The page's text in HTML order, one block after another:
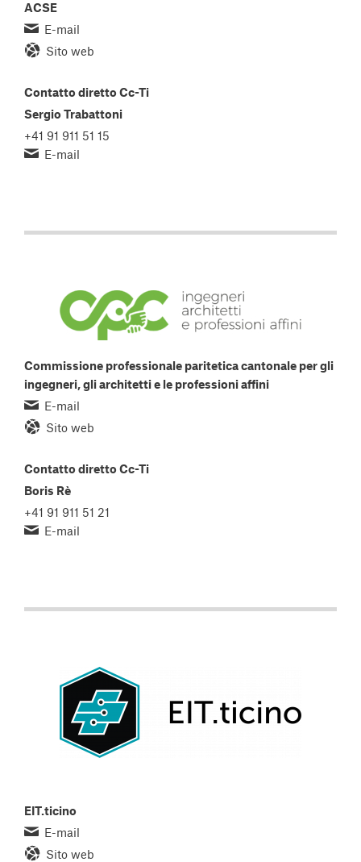
ACSE
E-mail
Sito web
Contatto diretto Cc-Ti
Sergio Trabattoni
+41 91 911 51 15
E-mail
Commissione professionale paritetica cantonale per gli
ingegneri, gli architetti e le professioni affini
E-mail
Sito web
Contatto diretto Cc-Ti
Boris Rè
+41 91 911 51 21
E-mail
EIT.ticino
E-mail
Sito web